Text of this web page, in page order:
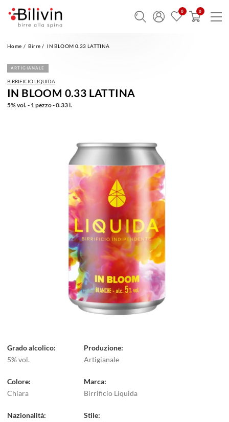
Home Birre IN BLOOM 0.33 LATTINA
ARTIGIANALE
BIRRIFICIO LIQUIDA
IN BLOOM 0.33 LATTINA
5% vol. - 1 pezzo - 0.33 l.
Grado alcolico
5% vol.
Produzione
Artigianale
Colore
Chiara
Marca
Birrificio Liquida
Nazionalità
Stile